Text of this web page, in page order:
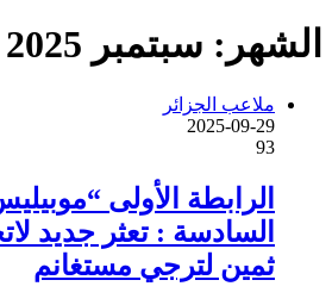
الشهر: سبتمبر 2025
ملاعب الجزائر
2025-09-29
93
الرابطة الأولى
السادسة : تعثر جديد
ثمين لترجي مستغانم